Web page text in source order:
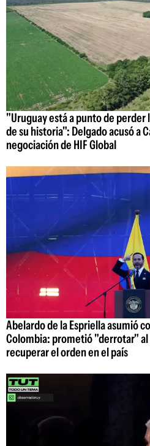
"Uruguay está a punto de
de su historia": Delgado acusó a
negociación de HIF Global
Abelardo de la Espriella asumió
Colombia: prometió "derrotar"
recuperar el orden en el país